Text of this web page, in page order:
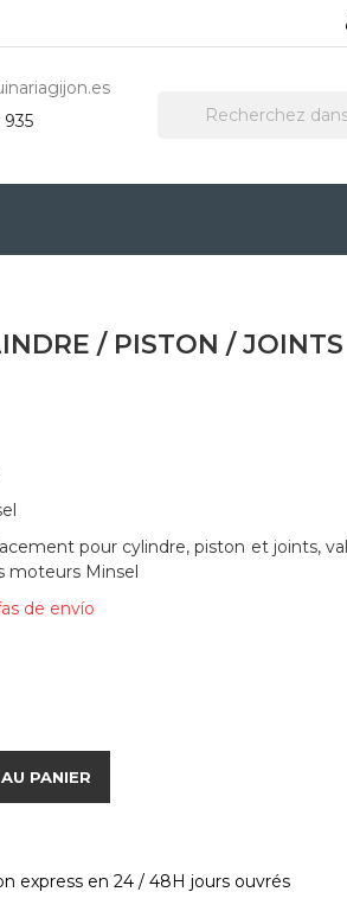
/ PISTON /
pour cylindre, piston et joints,
moteurs Minsel
de envío
PANIER
express en 24 / 48H jours ouvrés